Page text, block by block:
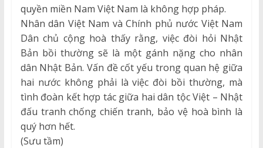
quyền miền Nam Việt Nam là không hợp pháp.
Nhân dân Việt Nam và Chính phủ nước Việt Nam
Dân chủ cộng hoà thấy rằng, việc đòi hỏi Nhật
Bản bồi thường sẽ là một gánh nặng cho nhân
dân Nhật Bản. Vấn đề cốt yếu trong quan hệ giữa
hai nước không phải là việc đòi bồi thường, mà
tình đoàn kết hợp tác giữa hai dân tộc Việt – Nhật
đấu tranh chống chiến tranh, bảo vệ hoà bình là
quý hơn hết.
(Sưu tầm)